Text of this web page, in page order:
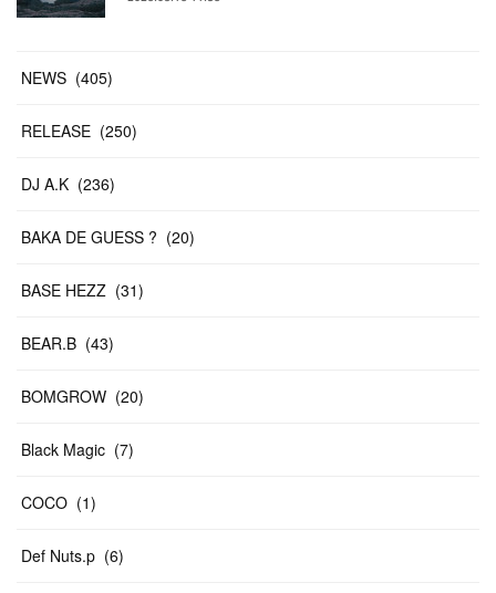
NEWS (405)
RELEASE (250)
DJ A.K (236)
BAKA DE GUESS ? (20)
BASE HEZZ (31)
BEAR.B (43)
BOMGROW (20)
Black Magic (7)
COCO (1)
Def Nuts.p (6)